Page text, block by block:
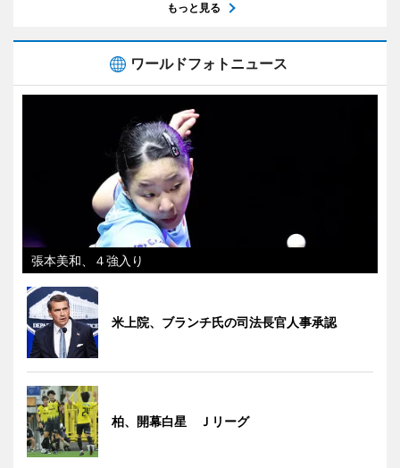
もっと見る
ワールドフォトニュース
張本美和、４強入り
米上院、ブランチ氏の司法長官人事承認
柏、開幕白星 Ｊリーグ